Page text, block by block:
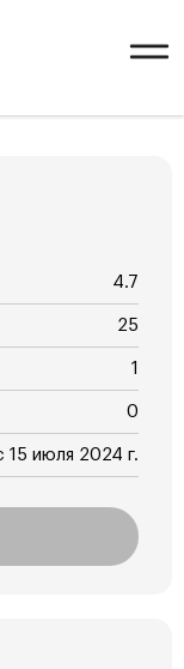
4.7
25
1
0
15 июля 2024 г.